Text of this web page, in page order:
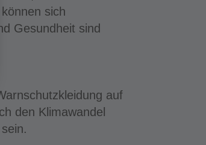
sich
Gesundheit sind
auf
den Klimawandel